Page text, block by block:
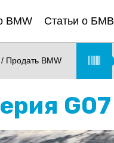
BMW Статьи о БМВ
/ Продать BMW
G07